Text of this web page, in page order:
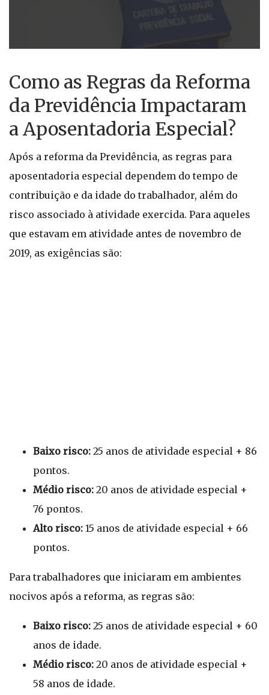
Como as Regras da Reforma
da Previdência Impactaram
a Aposentadoria Especial?
Após a reforma da Previdência, as regras para
aposentadoria especial dependem do tempo de
contribuição e da idade do trabalhador, além do
risco associado à atividade exercida. Para aqueles
que estavam em atividade antes de novembro de
2019, as exigências são:
Baixo risco: 25 anos de atividade especial + 86
pontos.
Médio risco: 20 anos de atividade especial +
76 pontos.
Alto risco: 15 anos de atividade especial + 66
pontos.
Para trabalhadores que iniciaram em ambientes
nocivos após a reforma, as regras são:
Baixo risco: 25 anos de atividade especial + 60
anos de idade.
Médio risco: 20 anos de atividade especial +
58 anos de idade.